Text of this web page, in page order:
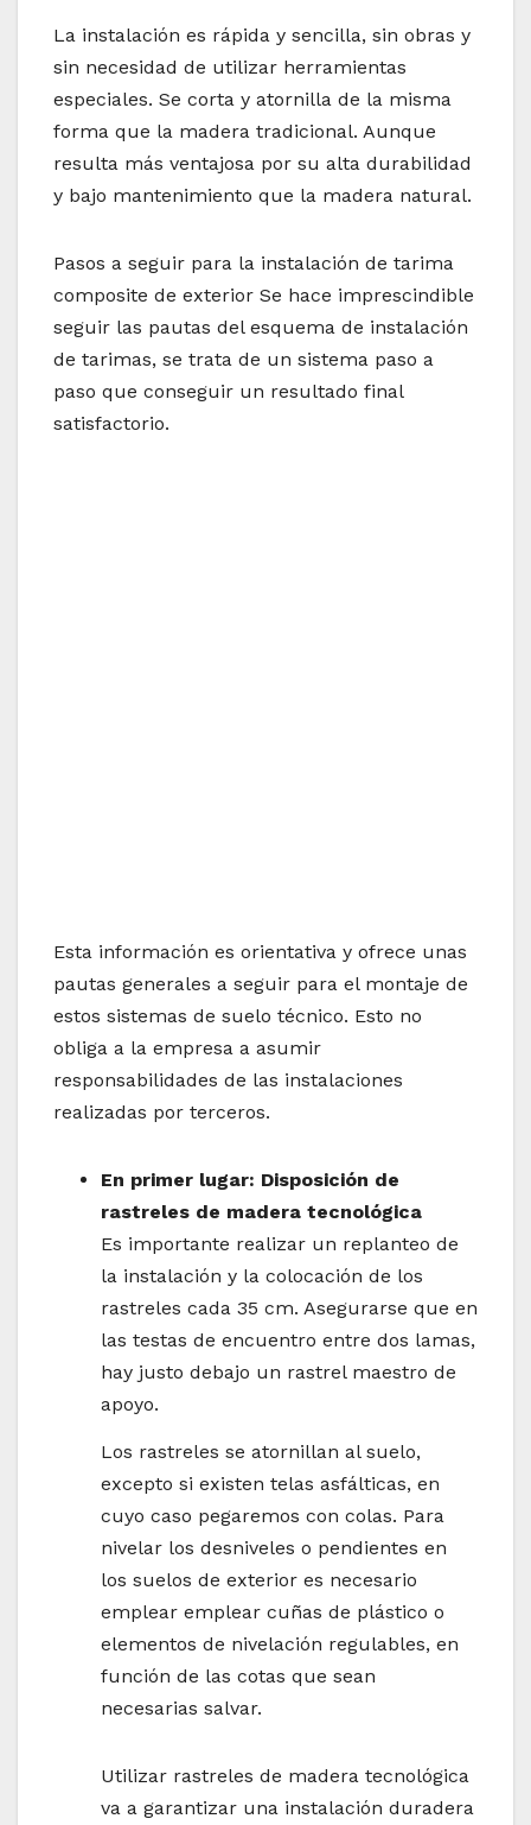
La instalación es rápida y sencilla, sin obras y
sin necesidad de utilizar herramientas
especiales. Se corta y atornilla de la misma
forma que la madera tradicional. Aunque
resulta más ventajosa por su alta durabilidad
y bajo mantenimiento que la madera natural.
Pasos a seguir para la instalación de tarima
composite de exterior Se hace imprescindible
seguir las pautas del esquema de instalación
de tarimas, se trata de un sistema paso a
paso que conseguir un resultado final
satisfactorio.
Esta información es orientativa y ofrece unas
pautas generales a seguir para el montaje de
estos sistemas de suelo técnico. Esto no
obliga a la empresa a asumir
responsabilidades de las instalaciones
realizadas por terceros.
En primer lugar: Disposición de
rastreles de madera tecnológica
Es importante realizar un replanteo de
la instalación y la colocación de los
rastreles cada 35 cm. Asegurarse que en
las testas de encuentro entre dos lamas,
hay justo debajo un rastrel maestro de
apoyo.
Los rastreles se atornillan al suelo,
excepto si existen telas asfálticas, en
cuyo caso pegaremos con colas. Para
nivelar los desniveles o pendientes en
los suelos de exterior es necesario
emplear emplear cuñas de plástico o
elementos de nivelación regulables, en
función de las cotas que sean
necesarias salvar.
Utilizar rastreles de madera tecnológica
va a garantizar una instalación duradera